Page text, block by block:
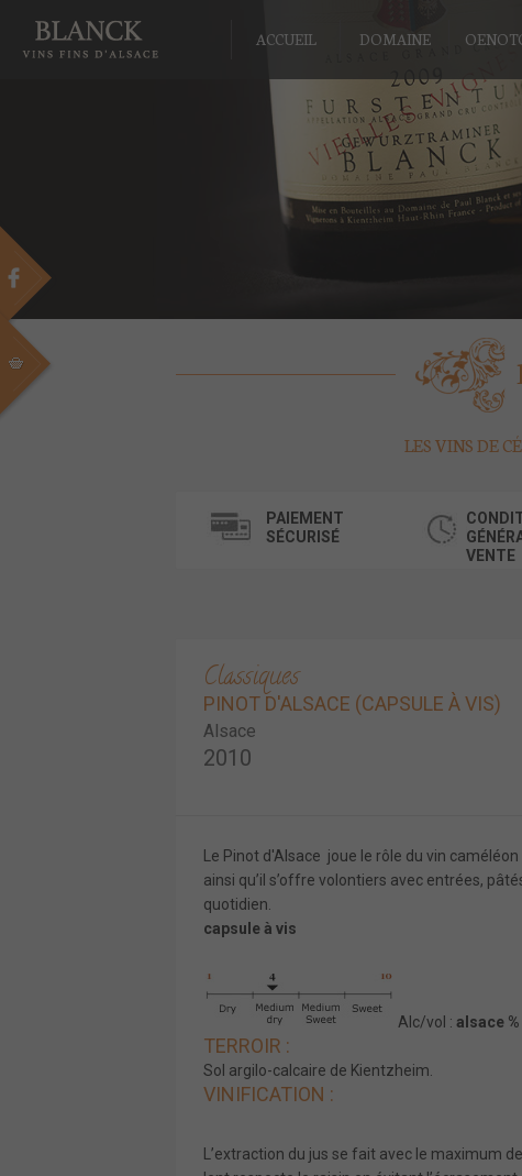
ACCUEIL DOMAINE
LES VINS DE
PAIEMENT
SÉCURISÉ
VENTE
Classiques
PINOT D'ALSACE (CAPSULE À VIS)
Alsace
2010
Le Pinot d'Alsace joue le rôle du vin
ainsi qu’il s’offre volontiers avec entrées,
quotidien.
capsule à vis
Alc/vol : alsace %
TERROIR :
Sol argilo-calcaire de Kientzheim.
VINIFICATION :
L’extraction du jus se fait avec le maximum